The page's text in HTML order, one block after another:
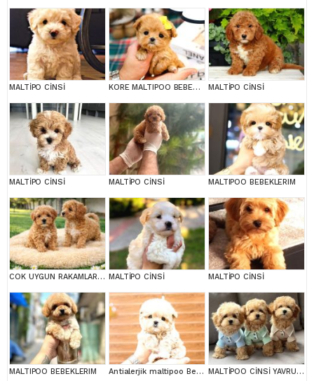
MALTİPO CİNSİ KORE MALTIPOO BEBEKLERIM MALTİPO CİNSİ
MALTİPO CİNSİ MALTİPO CİNSİ MALTIPOO BEBEKLERIM
COK UYGUN RAKAMLARA GERÇEK MALTİPOO YAVRULAR MALTİPO CİNSİ MALTİPO CİNSİ
MALTIPOO BEBEKLERIM Antialerjik maltipoo Bebeklerim MALTİPOO CİNSİ YAVRULAR EV ÜRETİMİ